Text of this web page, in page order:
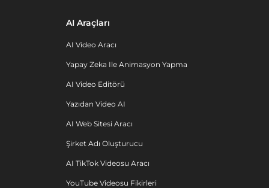
AI Araçları
AI Video Aracı
Yapay Zeka Ile Animasyon Yapma
AI Video Editörü
Yazıdan Video AI
AI Web Sitesi Aracı
Şirket Adı Oluşturucu
AI TikTok Videosu Aracı
YouTube Videosu Fikirleri